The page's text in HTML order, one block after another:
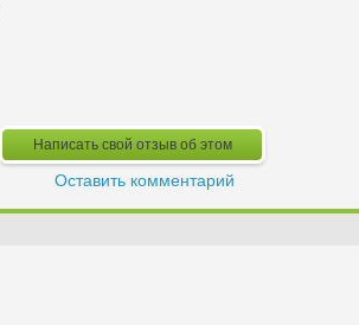
Написать свой отзыв об этом
Оставить комментарий